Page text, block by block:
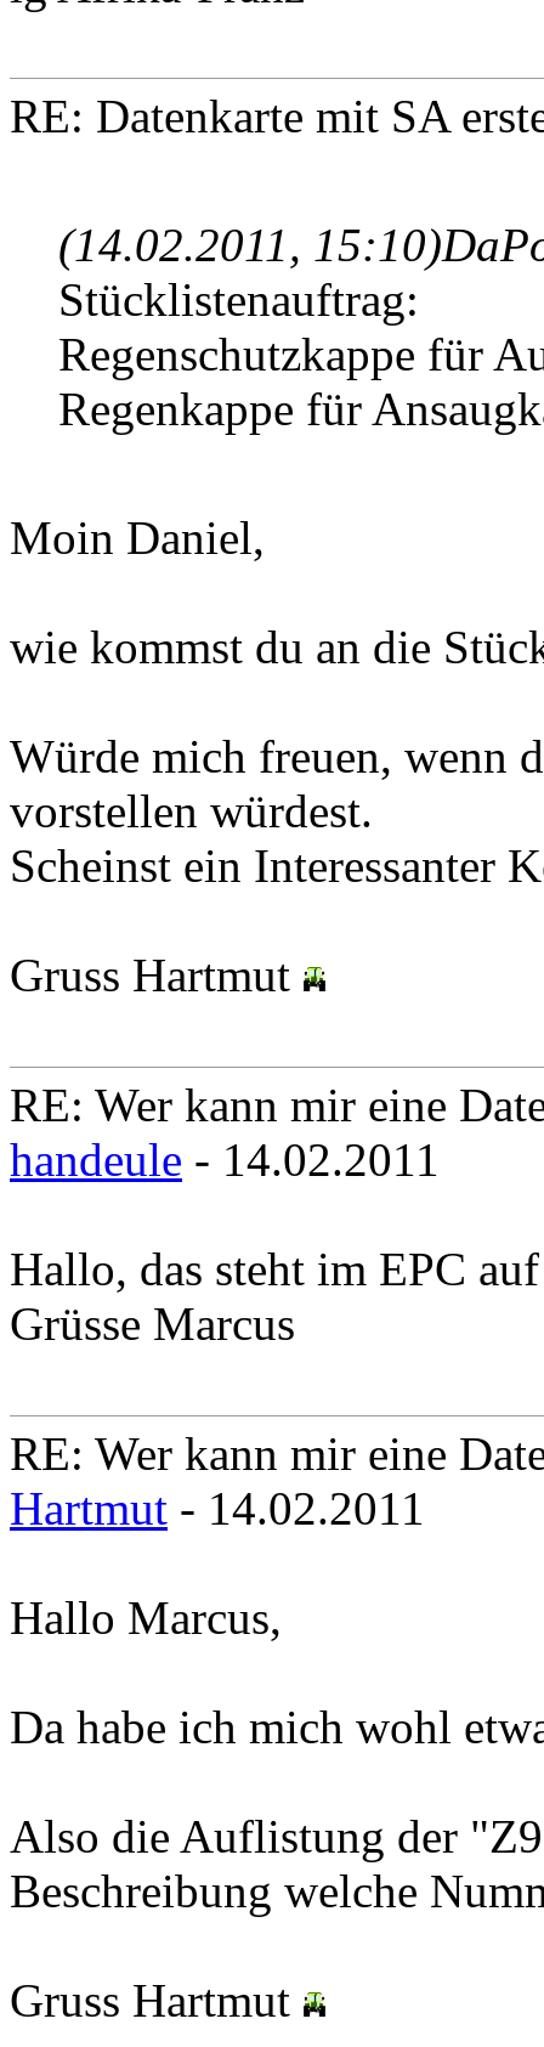
RE: Datenkarte mit SA
(14.02.2011, 15:10)
Stücklistenauftrag:
Regenschutzkappe für
Regenkappe für
Moin Daniel,
wie kommst du an die
Würde mich freuen, wenn
vorstellen würdest.
Scheinst ein Interessanter
Gruss Hartmut
RE: Wer kann mir eine
handeule - 14.02.2011
Hallo, das steht im EPC
Grüsse Marcus
RE: Wer kann mir eine
Hartmut - 14.02.2011
Hallo Marcus,
Da habe ich mich wohl
Also die Auflistung der
Beschreibung welche
Gruss Hartmut